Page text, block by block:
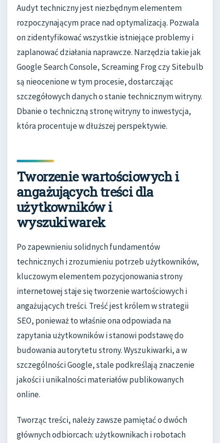
Audyt techniczny jest niezbędnym elementem
rozpoczynającym prace nad optymalizacją. Pozwala
on zidentyfikować wszystkie istniejące problemy i
zaplanować działania naprawcze. Narzędzia takie jak
Google Search Console, Screaming Frog czy Sitebulb
są nieocenione w tym procesie, dostarczając
szczegółowych danych o stanie technicznym witryny.
Dbanie o techniczną stronę witryny to inwestycja,
która procentuje w dłuższej perspektywie.
Tworzenie wartościowych i
angażujących treści dla
użytkowników i
wyszukiwarek
Po zapewnieniu solidnych fundamentów
technicznych i zrozumieniu potrzeb użytkowników,
kluczowym elementem pozycjonowania strony
internetowej staje się tworzenie wartościowych i
angażujących treści. Treść jest królem w strategii
SEO, ponieważ to właśnie ona odpowiada na
zapytania użytkowników i stanowi podstawę do
budowania autorytetu strony. Wyszukiwarki, a w
szczególności Google, stale podkreślają znaczenie
jakości i unikalności materiałów publikowanych
online.
Tworząc treści, należy zawsze pamiętać o dwóch
głównych odbiorcach: użytkownikach i robotach